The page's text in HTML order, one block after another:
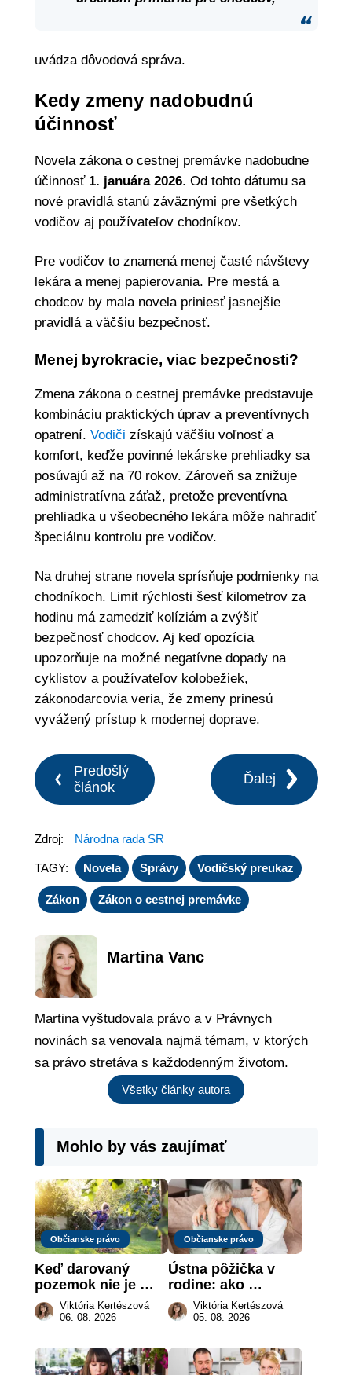
uvádza dôvodová správa.
Kedy zmeny nadobudnú
účinnosť
Novela zákona o cestnej premávke nadobudne
účinnosť 1. januára 2026. Od tohto dátumu sa
nové pravidlá stanú záväznými pre všetkých
vodičov aj používateľov chodníkov.
Pre vodičov to znamená menej časté návštevy
lekára a menej papierovania. Pre mestá a
chodcov by mala novela priniesť jasnejšie
pravidlá a väčšiu bezpečnosť.
Menej byrokracie, viac bezpečnosti?
Zmena zákona o cestnej premávke predstavuje
kombináciu praktických úprav a preventívnych
opatrení. Vodiči získajú väčšiu voľnosť a
komfort, keďže povinné lekárske prehliadky sa
posúvajú až na 70 rokov. Zároveň sa znižuje
administratívna záťaž, pretože preventívna
prehliadka u všeobecného lekára môže nahradiť
špeciálnu kontrolu pre vodičov.
Na druhej strane novela sprísňuje podmienky na
chodníkoch. Limit rýchlosti šesť kilometrov za
hodinu má zamedziť kolíziám a zvýšiť
bezpečnosť chodcov. Aj keď opozícia
upozorňuje na možné negatívne dopady na
cyklistov a používateľov kolobežiek,
zákonodarcovia veria, že zmeny prinesú
vyvážený prístup k modernej doprave.
Predošlý
článok
Ďalej
Zdroj: Národna rada SR
TAGY: Novela Správy Vodičský preukaz
Zákon Zákon o cestnej premávke
Martina Vanc
Martina vyštudovala právo a v Právnych
novinách sa venovala najmä témam, v ktorých
sa právo stretáva s každodenným životom.
Všetky články autora
Mohlo by vás zaujímať
Občianske právo
Keď darovaný
pozemok nie je
„hotová vec“: kedy
môže darca žiadať
Viktória Kertészová
06. 08. 2026
Občianske právo
Ústna pôžička v
rodine: ako
vymôcť peniaze,
keď na papieri nie
Viktória Kertészová
05. 08. 2026